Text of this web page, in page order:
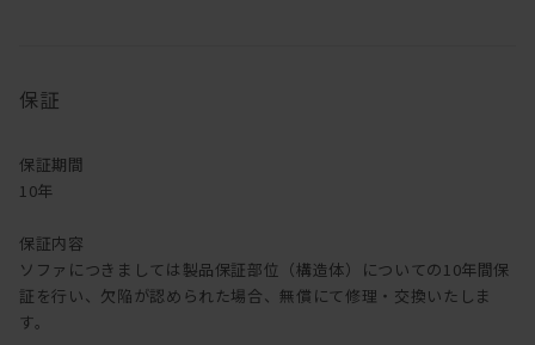
保証
保証期間
10年
保証内容
ソファにつきましては製品保証部位（構造体）についての10年間保
証を行い、欠陥が認められた場合、無償にて修理・交換いたしま
す。